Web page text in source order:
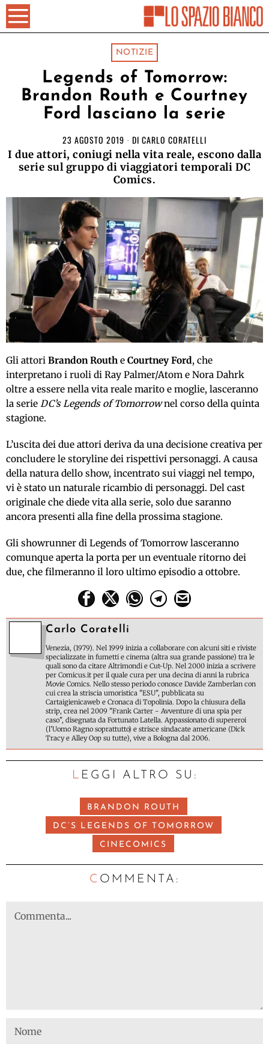
NOTIZIE
Legends of Tomorrow:
Brandon Routh e Courtney
Ford lasciano la serie
23 AGOSTO 2019 DI CARLO CORATELLI
I due attori, coniugi nella vita reale, escono dalla
serie sul gruppo di viaggiatori temporali DC
Comics.
Gli attori Brandon Routh e Courtney Ford, che
interpretano i ruoli di Ray Palmer/Atom e Nora Dahrk
oltre a essere nella vita reale marito e moglie, lasceranno
la serie DC’s Legends of Tomorrownel corso della quinta
stagione.
L’uscita dei due attori deriva da una decisione creativa per
concludere le storyline dei rispettivi personaggi. A causa
della natura dello show, incentrato sui viaggi nel tempo,
vi è stato un naturale ricambio di personaggi. Del cast
originale che diede vita alla serie, solo due saranno
ancora presenti alla fine della prossima stagione.
Gli showrunner di Legends of Tomorrow lasceranno
comunque aperta la porta per un eventuale ritorno dei
due, che filmeranno il loro ultimo episodio a ottobre.
Carlo Coratelli
Venezia, (1979). Nel 1999 inizia a collaborare con alcuni siti e riviste
specializzate in fumetti e cinema (altra sua grande passione) tra le
quali sono da citare Altrimondi e Cut-Up. Nel 2000 inizia a scrivere
per Comicus.it per il quale cura per una decina di anni la rubrica
Movie Comics. Nello stesso periodo conosce Davide Zamberlan con
cui crea la striscia umoristica "ESU", pubblicata su
Cartaigienicaweb e Cronaca di Topolinia. Dopo la chiusura della
strip, crea nel 2009 "Frank Carter - Avventure di una spia per
caso", disegnata da Fortunato Latella. Appassionato di supereroi
(l'Uomo Ragno soprattutto) e strisce sindacate americane (Dick
Tracy e Alley Oop su tutte), vive a Bologna dal 2006.
LEGGI ALTRO SU:
BRANDON ROUTH
DC’S LEGENDS OF TOMORROW
CINECOMICS
C OMMENTA: